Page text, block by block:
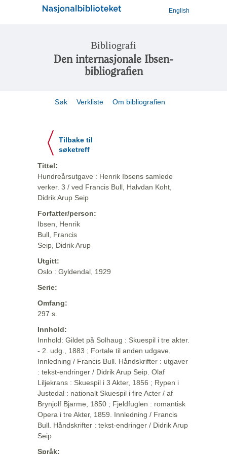
English
Bibliografi
Den internasjonale Ibsen-
bibliografien
Søk Verkliste Om bibliografien
Tilbake til
søketreff
Tittel:
Hundreårsutgave : Henrik Ibsens samlede
verker. 3 / ved Francis Bull, Halvdan Koht,
Didrik Arup Seip
Forfatter/person:
Ibsen, Henrik
Bull, Francis
Seip, Didrik Arup
Utgitt:
Oslo : Gyldendal, 1929
Serie:
Omfang:
297 s.
Innhold:
Innhold: Gildet på Solhaug : Skuespil i tre akter.
- 2. udg., 1883 ; Fortale til anden udgave.
Innledning / Francis Bull. Håndskrifter : utgaver
: tekst-endringer / Didrik Arup Seip. Olaf
Liljekrans : Skuespil i 3 Akter, 1856 ; Rypen i
Justedal : nationalt Skuespil i fire Acter / af
Brynjolf Bjarme, 1850 ; Fjeldfuglen : romantisk
Opera i tre Akter, 1859. Innledning / Francis
Bull. Håndskrifter : tekst-endringer / Didrik Arup
Seip
Språk: